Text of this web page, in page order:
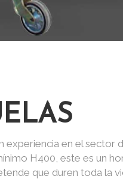
experiencia en el sector
H400, este es un
que duren toda la